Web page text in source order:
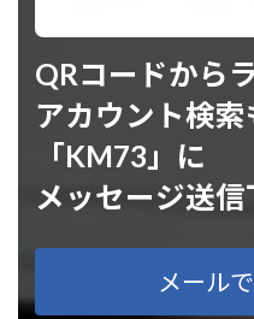
QRコードから
アカウント検索
「KM73」に
メッセージ送信
メール